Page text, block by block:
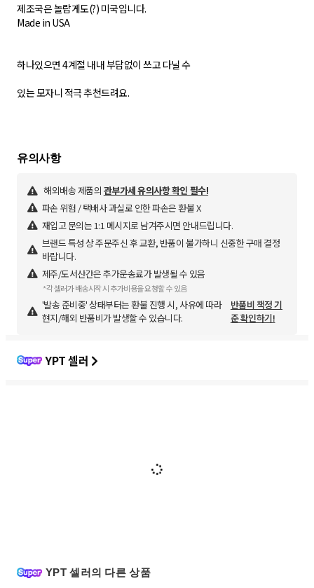
제조국은 놀랍게도(?) 미국입니다.
Made in USA
하나있으면 4계절 내내 부담없이 쓰고 다닐 수
있는 모자니 적극 추천드려요.
유의사항
해외배송 제품의 관부가세 유의사항 확인 필수!
파손 위험 / 택배사 과실로 인한 파손은 환불 X
재입고 문의는 1:1 메시지로 남겨주시면 안내드립니다.
브랜드 특성 상 주문주신 후 교환, 반품이 불가하니 신중한 구매 결정
바랍니다.
제주/도서산간은 추가운송료가 발생될 수 있음
*각 셀러가 배송시작 시 추가비용을 요청할 수 있음
'발송 준비중' 상태부터는 환불 진행 시, 사유에 따라
현지/해외 반품비가 발생할 수 있습니다.
반품비 책정 기
준 확인하기!
YPT 셀러
YPT 셀러의 다른 상품